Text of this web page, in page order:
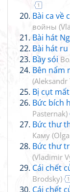
1
Bài ca về
войны (
Bài hát
Bài hát ru
Bầy sói
Bên nấm
(Aleksandr
Bị cụt
Bức bích
Pasternak)
Bức thư
Каму (
Bức thư
(Vladimir
Cái chết
Brodsky) 1
Cái chết